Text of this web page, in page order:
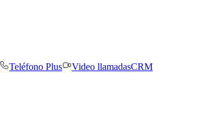
Teléfono Plus Video llamadasCRM